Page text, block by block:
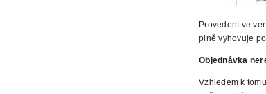
Provedení ve
plně vyhovuje
Objednávka
Vzhledem k